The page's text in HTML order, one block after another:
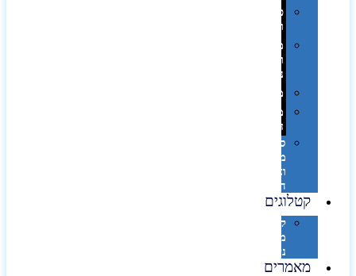
פינוק
וספא
מזוודות
ותיקי
נסיעות
מטריות
מוצרי
חוף
סביבת
מחשב
וציוד
היקפי
קטלוגים
קטלוג
מוצרי
נייר
מאמרים